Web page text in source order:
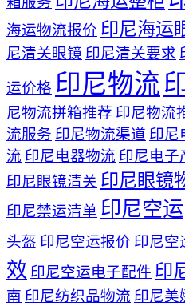
海运物流报价 印尼海运
尼清关眼镜 印尼清关要求
运价格 印尼物流
尼物流拼箱推荐 印尼物流
流服务 印尼物流渠道 印尼
流 印尼电器物流 印尼电子
印尼眼镜清关 印尼眼镜
印尼禁运清单 印尼空运
头盔 印尼空运报价 印尼空
效 印尼空运电子配件 印
南 印尼纺织品物流 印尼美